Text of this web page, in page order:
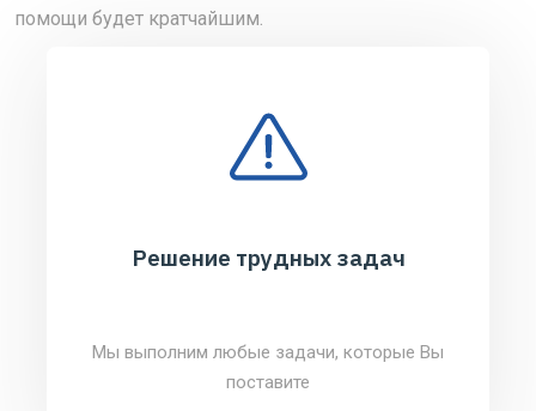
помощи будет кратчайшим.
Решение трудных задач
Мы выполним любые задачи, которые Вы
поставите